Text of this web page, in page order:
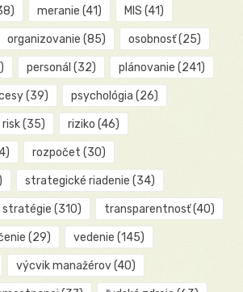
meranie (41) MIS (41)
organizovanie (85) osobnosť(25)
personál (32) plánovanie (241)
(39) psychológia (26)
risk(35) riziko (46)
rozpočet (30)
strategické riadenie (34)
stratégie (310) transparentnosť(40)
(29) vedenie (145)
výcvik manažérov(40)